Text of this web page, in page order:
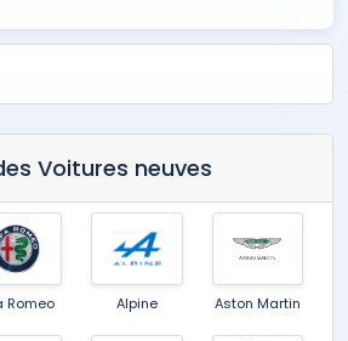
Voitures neuves
Romeo Alpine Aston Martin